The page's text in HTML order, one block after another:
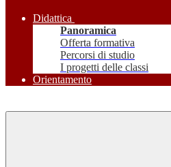
Didattica
Panoramica
Offerta formativa
Percorsi di studio
I progetti delle classi
Orientamento